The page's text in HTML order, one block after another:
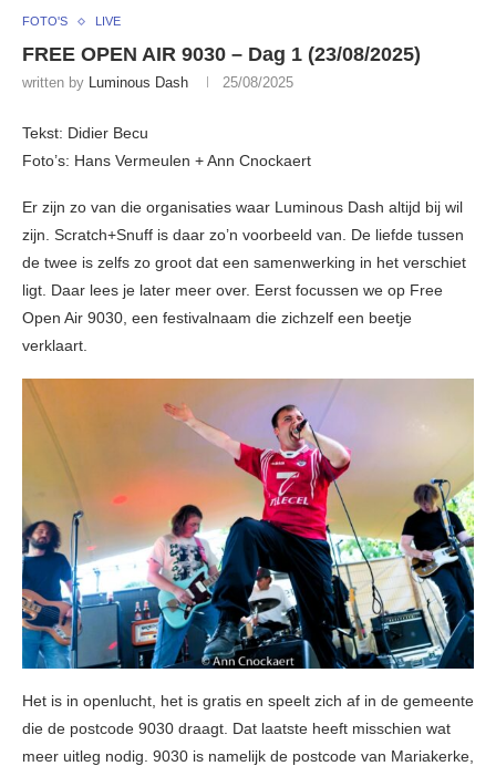
FOTO'S LIVE
FREE OPEN AIR 9030 – Dag 1 (23/08/2025)
written by Luminous Dash 25/08/2025
Tekst: Didier Becu
Foto’s: Hans Vermeulen + Ann Cnockaert
Er zijn zo van die organisaties waar Luminous Dash altijd bij wil
zijn. Scratch+Snuff is daar zo’n voorbeeld van. De liefde tussen
de twee is zelfs zo groot dat een samenwerking in het verschiet
ligt. Daar lees je later meer over. Eerst focussen we op Free
Open Air 9030, een festivalnaam die zichzelf een beetje
verklaart.
Het is in openlucht, het is gratis en speelt zich af in de gemeente
die de postcode 9030 draagt. Dat laatste heeft misschien wat
meer uitleg nodig. 9030 is namelijk de postcode van Mariakerke,